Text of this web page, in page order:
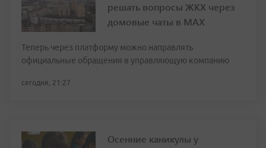
решать вопросы ЖКХ через
домовые чаты в МАХ
Теперь через платформу можно направлять
официальные обращения в управляющую компанию
сегодня, 21:27
Осенние каникулы у